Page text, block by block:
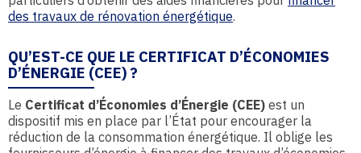
des travaux de rénovation énergétique.
QU’EST-CE QUE LE CERTIFICAT D’ÉCONOMIES
D’ÉNERGIE (CEE) ?
Le Certificat d’Économies d’Énergie (CEE) est un
dispositif mis en place par l’État pour encourager la
réduction de la consommation énergétique. Il oblige les